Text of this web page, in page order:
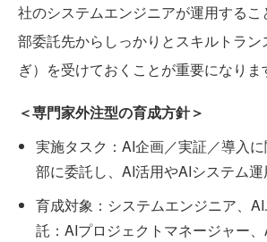
社のシステムエンジニアが運用する
部委託先からしっかりとスキルトラン
ぎ）を受けておくことが重要になりま
＜専門家外注型の育成方針＞
実施タスク：AI企画／実証／導入
部に委託し、AI活用やAIシステム
育成対象：システムエンジニア、
託：AIプロジェクトマネージャー